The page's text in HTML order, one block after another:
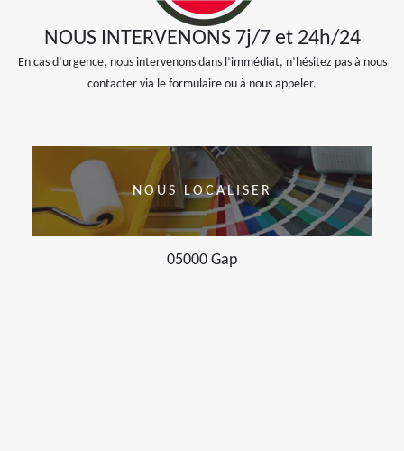
NOUS INTERVENONS 7j/7 et 24h/24
En cas d’urgence, nous intervenons dans l’immédiat, n’hésitez pas à nous
contacter via le formulaire ou à nous appeler.
NOUS LOCALISER
05000 Gap